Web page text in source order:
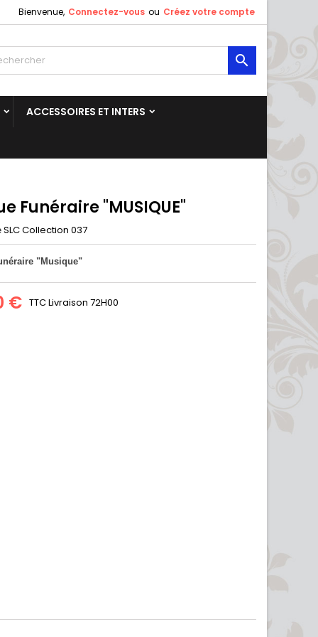
Bienvenue, Connectez-vous ou Créez votre compte

ACCESSOIRES ET INTERS
Funéraire "MUSIQUE"
SLC Collection 037
"Musique"
€ TTCLivraison 72H00